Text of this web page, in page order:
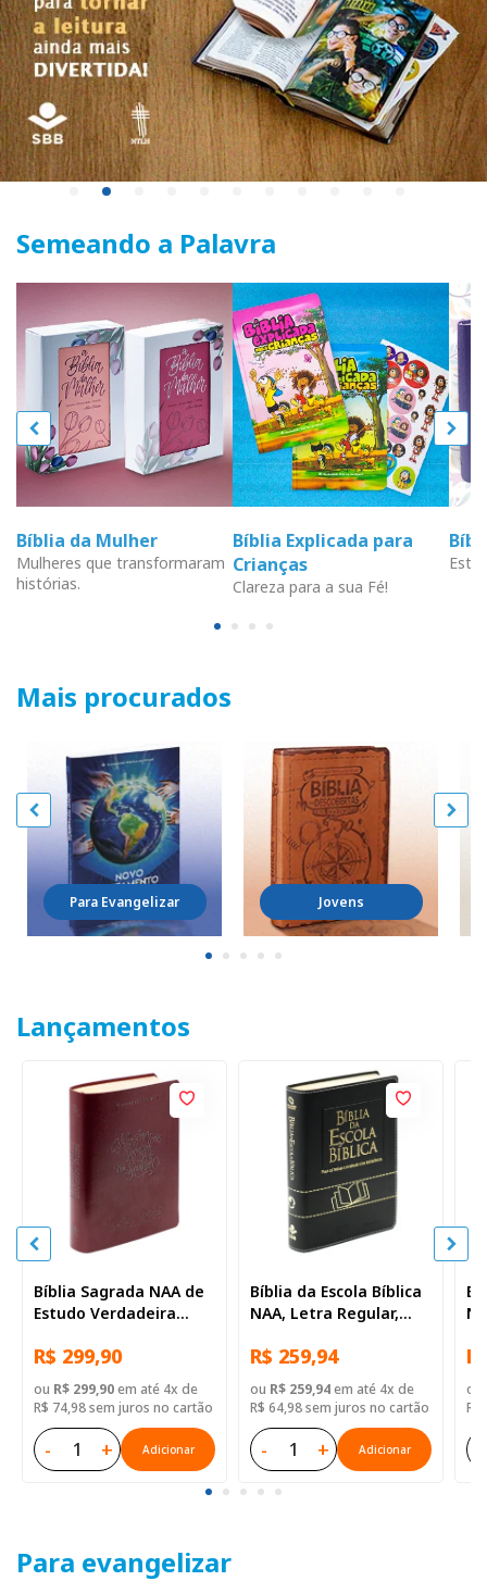
Semeando a Palavra
Bíblia da Mulher
Mulheres que transformaram
histórias.
Bíblia Explicada para
Crianças
Clareza para a sua Fé!
Mais procurados
Para Evangelizar Jovens
Lançamentos
Bíblia Sagrada NAA de
Estudo Verdadeira
Regular, com mapa,
Capa Couro Sintético
Ilustrada Marrom
R$ 299,90
ou R$ 299,90em até 4x de
R$ 74,98 sem juros no cartão
- + Adicionar
Bíblia da Escola Bíblica
NAA, Letra Regular,
Sintético Preta
R$ 259,94
ou R$ 259,94em até 4x de
R$ 64,98 sem juros no cartão
- + Adicionar
ou
R$
Para evangelizar